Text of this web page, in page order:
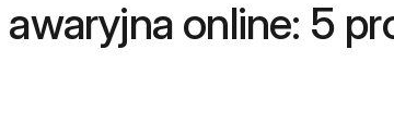
online: 5